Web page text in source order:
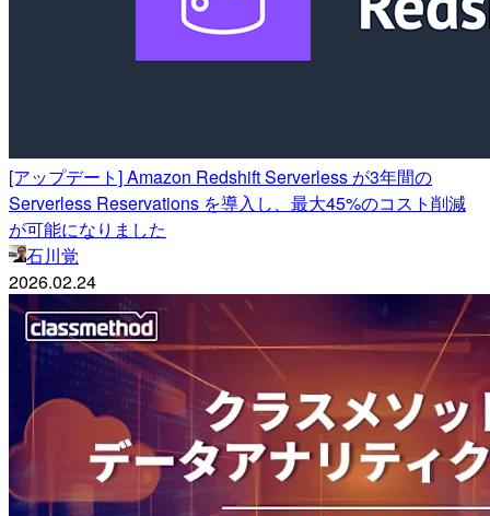
[アップデート] Amazon Redshift Serverless が3年間の
Serverless Reservations を導入し、最大45%のコスト削減
が可能になりました
石川覚
2026.02.24